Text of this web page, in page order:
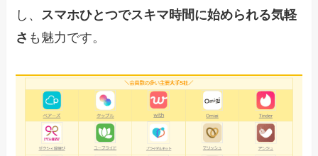
し、 スマホひとつでスキマ時間に始められる気軽
さ も魅力です。